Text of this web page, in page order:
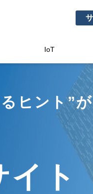
IoT
ヒント”が
ト